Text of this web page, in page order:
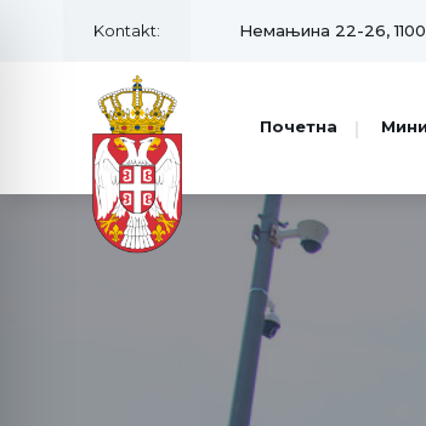
Kontakt: Немањина 22-26,
Почетна